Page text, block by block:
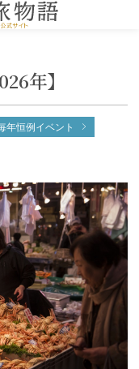
年】
年恒例イベント